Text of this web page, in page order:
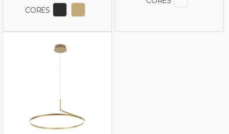
CORES EXIBIR COR 2879
EXIBIR COR 2880